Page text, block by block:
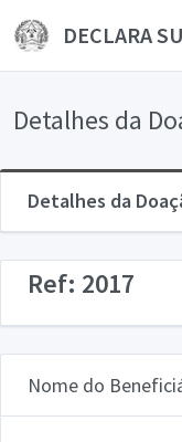
DECLARA
Detalhes da
Detalhes da
Ref: 2017
Nome do